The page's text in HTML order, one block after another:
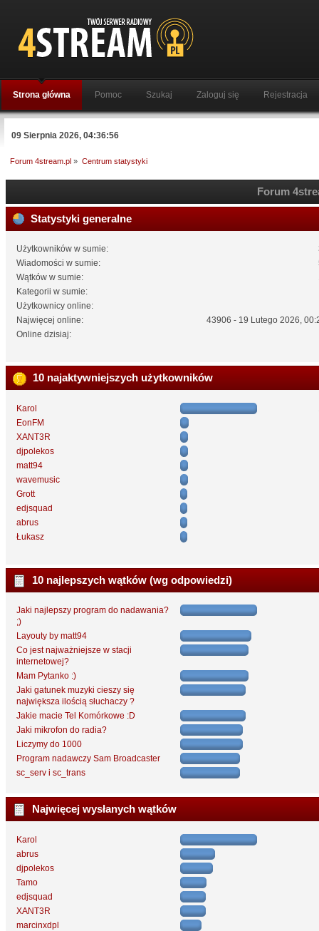
Strona główna Pomoc Szukaj Zaloguj się Rejestracja
09 Sierpnia 2026, 04:36:56
Forum 4stream.pl » Centrum statystyki
Forum
Statystyki generalne
Użytkowników w sumie:
Wiadomości w sumie:
Wątków w sumie:
Kategorii w sumie:
Użytkownicy online:
Najwięcej online:
43906 - 19 Lutego 2026,
Online dzisiaj:
10 najaktywniejszych użytkowników
Karol
EonFM
XANT3R
djpolekos
matt94
wavemusic
Grott
edjsquad
abrus
Łukasz
10 najlepszych wątków (wg odpowiedzi)
Jaki najlepszy program do nadawania?
;)
Layouty by matt94
Co jest najważniejsze w stacji
internetowej?
Mam Pytanko :)
Jaki gatunek muzyki cieszy się
największa ilością słuchaczy ?
Jakie macie Tel Komórkowe :D
Jaki mikrofon do radia?
Liczymy do 1000
Program nadawczy Sam Broadcaster
sc_serv i sc_trans
Najwięcej wysłanych wątków
Karol
abrus
djpolekos
Tamo
edjsquad
XANT3R
marcinxdpl